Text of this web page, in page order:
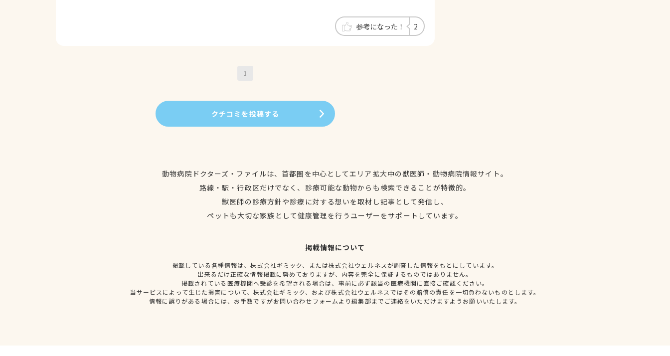
参考になった！ 2
1
クチコミを投稿する
動物病院ドクターズ・ファイルは、首都圏を中心としてエリア拡大中の獣医師・動物病院情報サイト。
路線・駅・行政区だけでなく、診療可能な動物からも検索できることが特徴的。
獣医師の診療方針や診療に対する想いを取材し記事として発信し、
ペットも大切な家族として健康管理を行うユーザーをサポートしています。
掲載情報について
掲載している各種情報は、株式会社ギミック、または株式会社ウェルネスが調査した情報をもとにしています。
出来るだけ正確な情報掲載に努めておりますが、内容を完全に保証するものではありません。
掲載されている医療機関へ受診を希望される場合は、事前に必ず該当の医療機関に直接ご確認ください。
当サービスによって生じた損害について、株式会社ギミック、および株式会社ウェルネスではその賠償の責任を一切負わないものとします。
情報に誤りがある場合には、お手数ですがお問い合わせフォームより編集部までご連絡をいただけますようお願いいたします。